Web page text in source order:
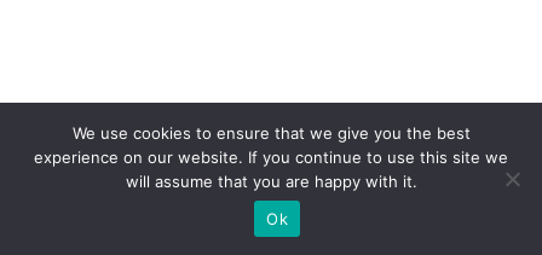
We use cookies to ensure that we give you the best
experience on our website. If you continue to use this site we
will assume that you are happy with it.
Ok